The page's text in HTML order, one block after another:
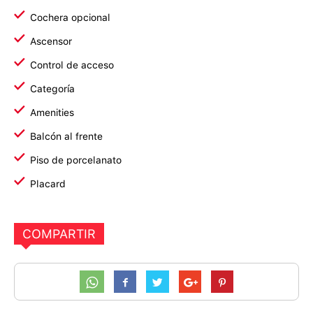
Cochera opcional
Ascensor
Control de acceso
Categoría
Amenities
Balcón al frente
Piso de porcelanato
Placard
COMPARTIR